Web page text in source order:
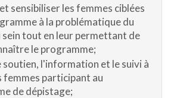
sensibiliser les femmes ciblées
à la problématique du
sein tout en leur permettant de
le programme;
soutien, l'information et le suivi à
femmes participant au
de dépistage;